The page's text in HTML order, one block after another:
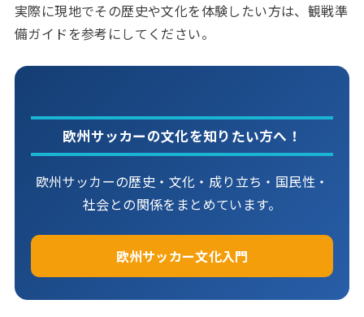
実際に現地でその歴史や文化を体験したい方は、観戦準
備ガイドを参考にしてください。
欧州サッカーの文化を知りたい方へ！
欧州サッカーの歴史・文化・成り立ち・国民性・
社会との関係をまとめています。
欧州サッカー文化入門